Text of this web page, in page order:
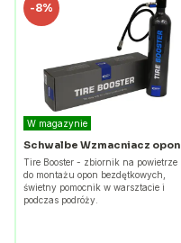
-8%
W magazynie
Schwalbe Wzmacniacz opon
Tire Booster - zbiornik na powietrze
do montażu opon bezdętkowych,
świetny pomocnik w warsztacie i
podczas podróży.